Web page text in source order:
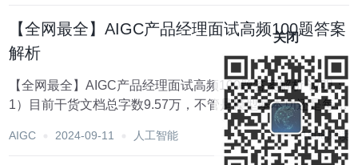
【全网最全】AIGC产品经理面试高频100题答案
解析
【全网最全】AIGC产品经理面试高频100题答案解析 说明：
1）目前干货文档总字数9.57万，不管是模型基本功还是每个
学习、深度学习、AIGC三个大方向的13个经典模型 3）每个
AIGC 2024-09-11 人工智能 1808阅读
关闭